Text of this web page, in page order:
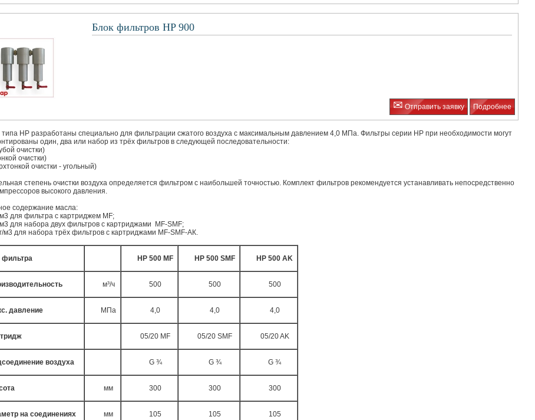
Блок фильтров HP 900
✉ Отправить заявку Подробнее
HP разработаны специально для фильтрации сжатого воздуха с максимальным давлением 4,0 МПа. Фильтры серии НР при необходимости могут
один, два или набор из трёх фильтров в следующей последовательности:
очистки)
очистки)
очистки - угольный)
степень очистки воздуха определяется фильтром с наибольшей точностью. Комплект фильтров рекомендуется устанавливать непосредственно
высокого давления.
содержание масла:
для фильтра с картриджем МF;
для набора двух фильтров с картриджами МF-SMF;
м3 для набора трёх фильтров с картриджами МF-SMF-АК.
фильтра HP 500 MF HP 500 SMF HP 500 AK
м³/ч 500 500 500
давление МПа 4,0 4,0 4,0
05/20 MF 05/20 SMF 05/20 AK
воздуха G ¾ G ¾ G ¾
мм 300 300 300
на соединениях мм 105 105 105